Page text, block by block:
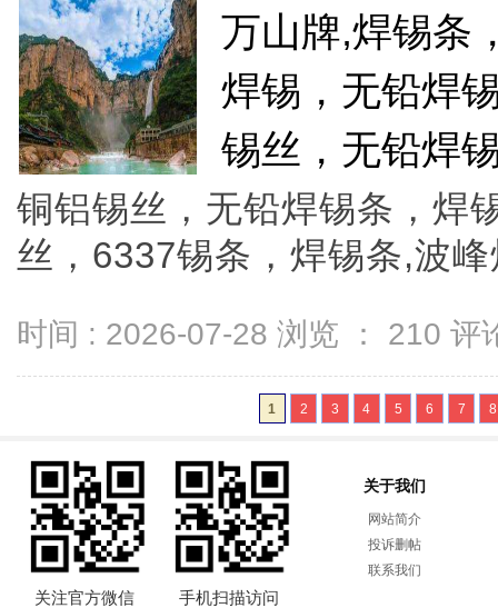
万山牌,焊锡条
焊锡，无铅焊
锡丝，无铅焊
铜铝锡丝，无铅焊锡条，焊
丝，6337锡条，焊锡条,波
时间 : 2026-07-28 浏览 ： 210 评
1 2 3 4 5 6 7 8
关注官方微信 手机扫描访问
关于我们
网站简介
投诉删帖
联系我们